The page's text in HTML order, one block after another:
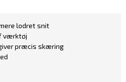
lodret snit
værktøj
præcis skæring